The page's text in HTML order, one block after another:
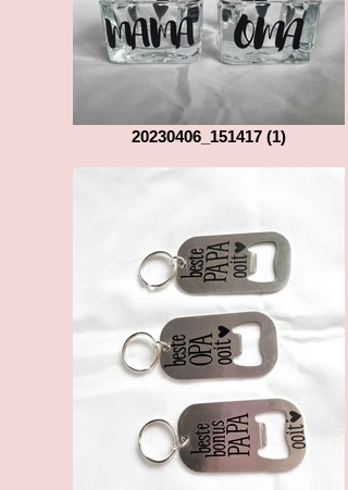
20230406_151417 (1)